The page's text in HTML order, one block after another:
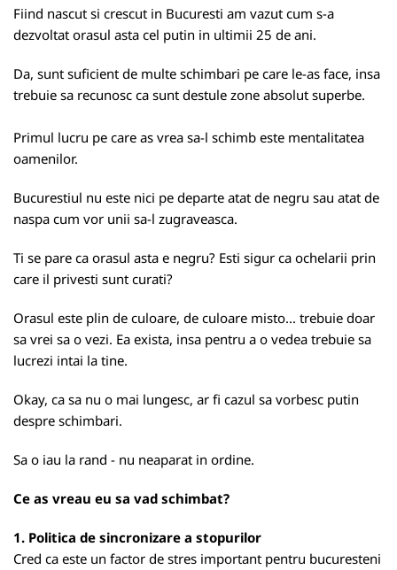
Fiind nascut si crescut in Bucuresti am vazut cum s-a
dezvoltat orasul asta cel putin in ultimii 25 de ani.
Da, sunt suficient de multe schimbari pe care le-as face, insa
trebuie sa recunosc ca sunt destule zone absolut superbe.
Primul lucru pe care as vrea sa-l schimb este mentalitatea
oamenilor.
Bucurestiul nu este nici pe departe atat de negru sau atat de
naspa cum vor unii sa-l zugraveasca.
Ti se pare ca orasul asta e negru? Esti sigur ca ochelarii prin
care il privesti sunt curati?
Orasul este plin de culoare, de culoare misto... trebuie doar
sa vrei sa o vezi. Ea exista, insa pentru a o vedea trebuie sa
lucrezi intai la tine.
Okay, ca sa nu o mai lungesc, ar fi cazul sa vorbesc putin
despre schimbari.
Sa o iau la rand - nu neaparat in ordine.
Ce as vreau eu sa vad schimbat?
1. Politica de sincronizare a stopurilor
Cred ca este un factor de stres important pentru bucuresteni